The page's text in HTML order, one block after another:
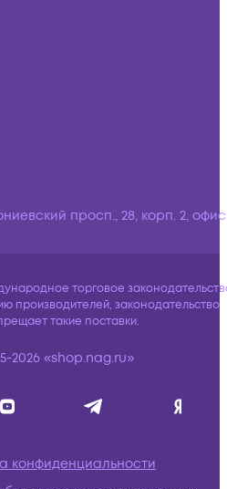
просп., 28, корп. 2,
торговое
производителей, законодательство
такие поставки.
2026 «shop.nag.ru»
конфиденциальности